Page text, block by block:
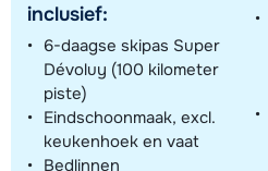
inclusief:
6-daagse skipas Super
Dévoluy (100 kilometer
piste)
Eindschoonmaak, excl.
keukenhoek en vaat
Bedlinnen